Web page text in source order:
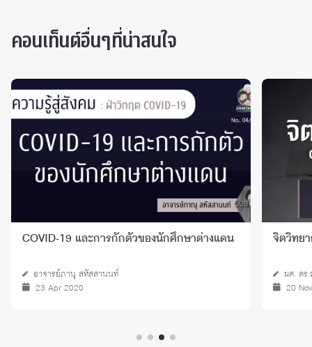
คอนเท็นต์อื่นๆที่น่าสนใจ
COVID-19 และการกักตัวของนักศึกษาต่างแดน
อาจารย์ภานุ สหัสสานนท์
23 Apr 2020
จิตวิทย
ผศ. ดร
20